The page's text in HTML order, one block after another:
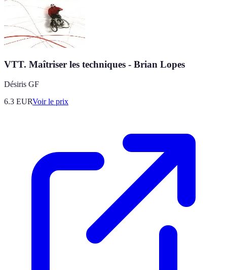
VTT. Maîtriser les techniques - Brian Lopes
Désiris GF
6.3 EURVoir le prix